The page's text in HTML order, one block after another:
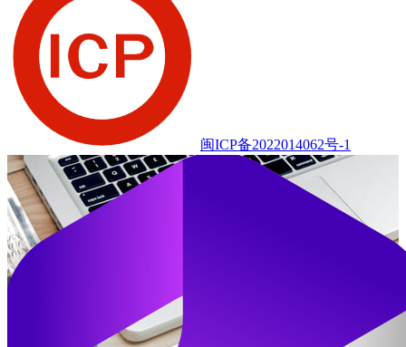
闽ICP备2022014062号-1